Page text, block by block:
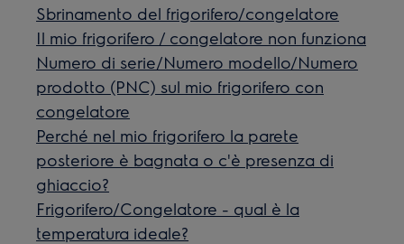
Sbrinamento del frigorifero/congelatore
Il mio frigorifero / congelatore non funziona
Numero di serie/Numero modello/Numero
prodotto (PNC) sul mio frigorifero con
congelatore
Perché nel mio frigorifero la parete
posteriore è bagnata o c'è presenza di
ghiaccio?
Frigorifero/Congelatore - qual è la
temperatura ideale?